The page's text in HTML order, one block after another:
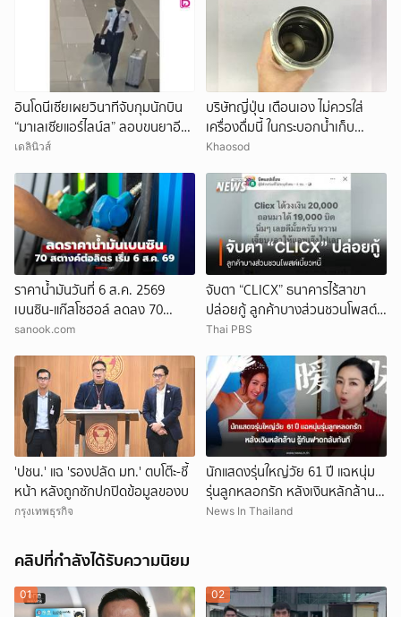
อินโดนีเซียเผยวินาทีจับกุมนักบิน
“มาเลเซียแอร์ไลน์ส” ลอบขนยาอี
26 กก.(คลิป)
เดลินิวส์
บริษัทญี่ปุ่น เตือนเอง ไม่ควรใส่
เครื่องดื่มนี้ ในกระบอกน้ำเก็บ
อุณหภูมิ เสี่ยงเสียหายง่าย
Khaosod
ราคาน้ำมันวันที่ 6 ส.ค. 2569
เบนซิน-แก๊สโซฮอล์ ลดลง 70
สตางค์ต่อลิตร
sanook.com
จับตา “CLICX” ธนาคารไร้สาขา
ปล่อยกู้ ลูกค้าบางส่วนชวนโพสต์
เบี้ยวหนี้
Thai PBS
'ปชน.' แฉ 'รองปลัด มท.' ตบโต๊ะ-ชี้
หน้า หลังถูกซักปกปิดข้อมูลของบ
กรุงเทพธุรกิจ
นักแสดงรุ่นใหญ่วัย 61 ปี แฉหนุ่ม
รุ่นลูกหลอกรัก หลังเงินหลักล้าน
รู้ทันฟาดกลับทันที (ข่าวต่าง
News In Thailand
คลิปที่กำลังได้รับความนิยม
01 02